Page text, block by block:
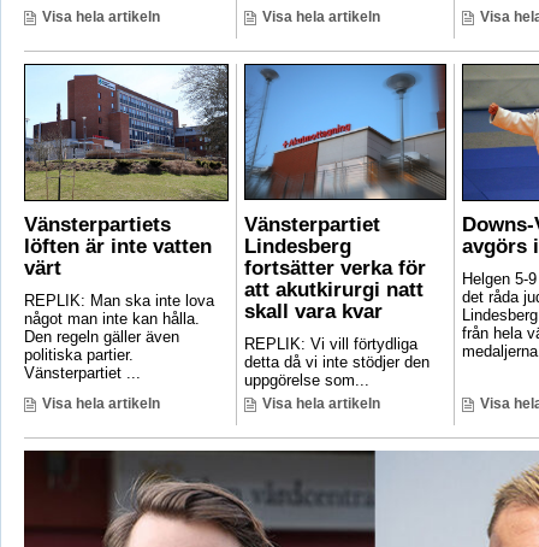
Visa hela artikeln Visa hela artikeln Visa
Vänsterpartiets
löften är inte vatten
värt
REPLIK: Man ska inte lova
något man inte kan hålla.
Den regeln gäller även
politiska partier.
Vänsterpartiet ...
Visa hela artikeln
Vänsterpartiet
Lindesberg
fortsätter verka för
att akutkirurgi natt
skall vara kvar
REPLIK: Vi vill förtydliga
detta då vi inte stödjer den
uppgörelse som...
Visa hela artikeln
avgörs
Helgen 5-
det råda
från hela
Visa